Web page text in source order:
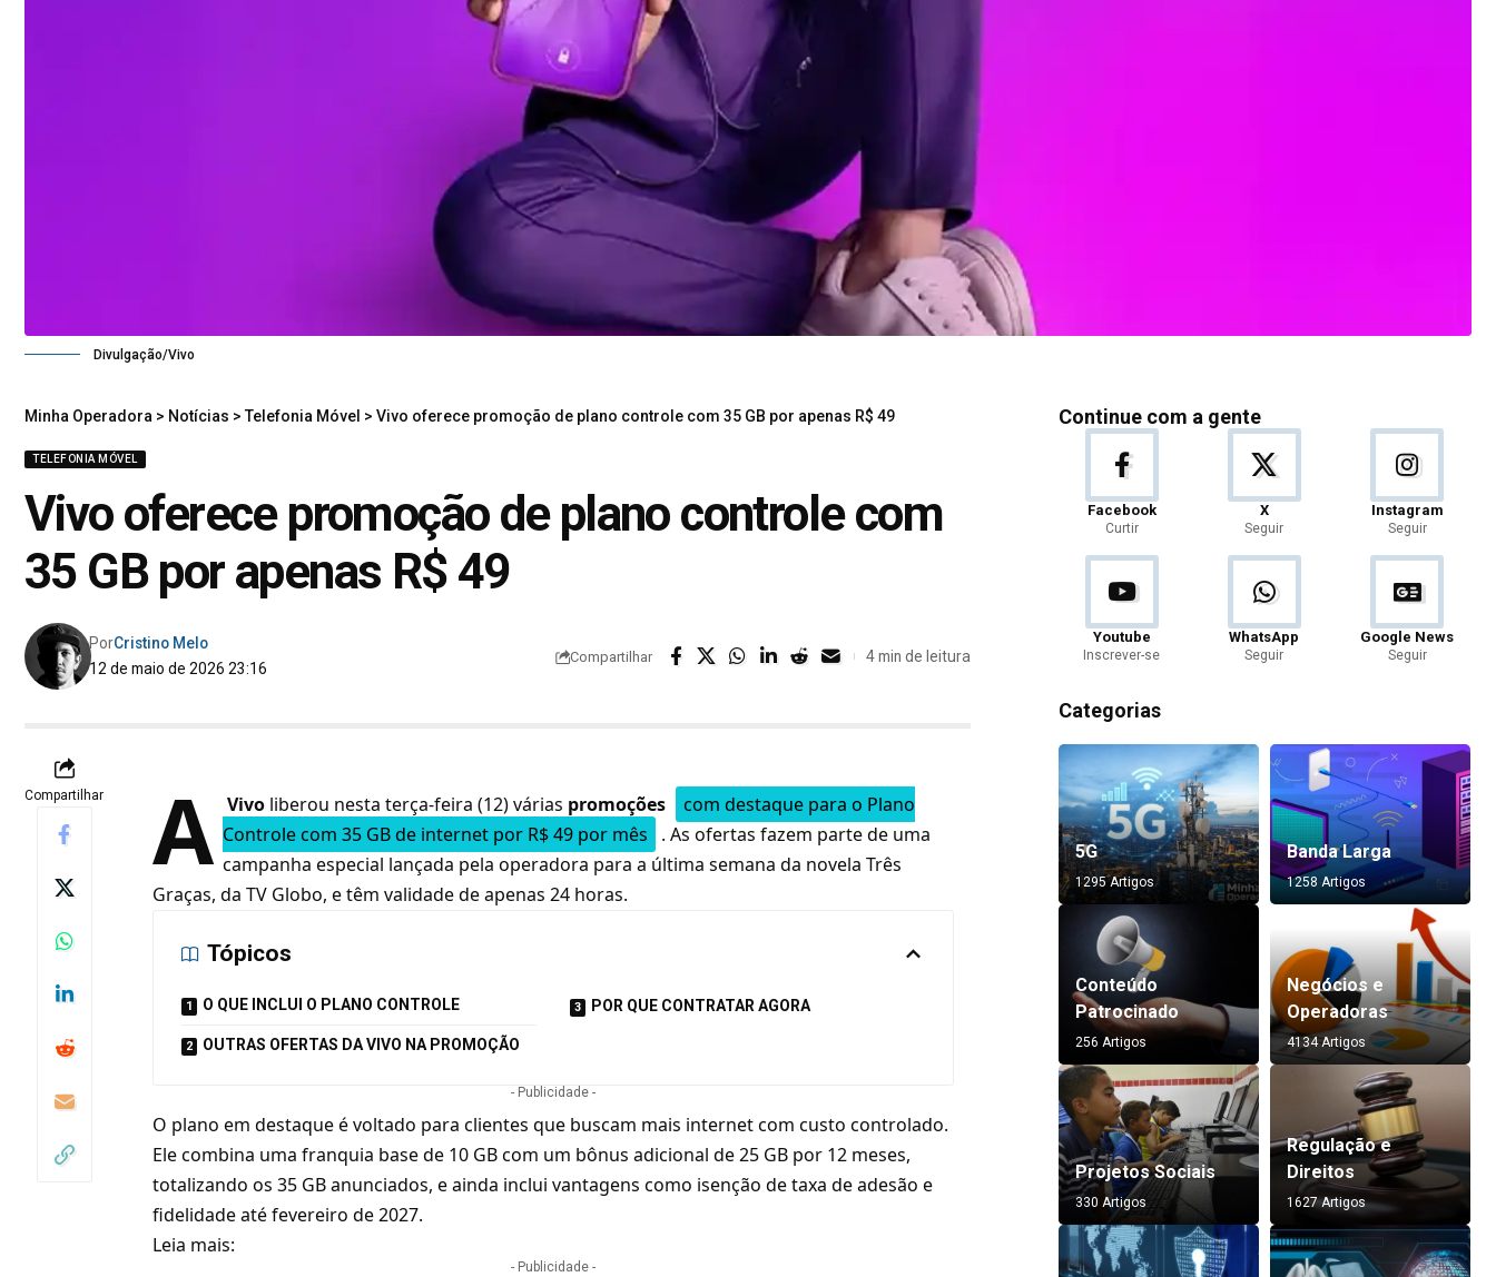
Divulgação/Vivo
Minha Operadora > Notícias > Telefonia Móvel > Vivo oferece promoção de plano controle com 35 GB por apenas R$ 49
TELEFONIA MÓVEL
Vivo oferece promoção de plano controle com
35 GB por apenas R$ 49
12 de maio de 2026 23:16
PorCristino Melo
Compartilhar 4 min de leitura
Compartilhar A Vivo liberou nesta terça-feira (12) várias promoções
com destaque para o Plano
Controle com 35 GB de internet por R$ 49 por mês
. As ofertas fazem parte de uma
campanha especial lançada pela operadora para a última semana da novela Três
Graças, da TV Globo, e têm validade de apenas 24 horas.
Tópicos
O QUE INCLUI O PLANO CONTROLE
OUTRAS OFERTAS DA VIVO NA PROMOÇÃO
POR QUE CONTRATAR AGORA
- Publicidade -
O plano em destaque é voltado para clientes que buscam mais internet com custo controlado.
Ele combina uma franquia base de 10 GB com um bônus adicional de 25 GB por 12 meses,
totalizando os 35 GB anunciados, e ainda inclui vantagens como isenção de taxa de adesão e
fidelidade até fevereiro de 2027.
Leia mais:
- Publicidade -
Continue com a gente
Facebook
Curtir
X
Seguir
Instagram
Seguir
Youtube
Inscrever-se
WhatsApp
Seguir
Google News
Seguir
Categorias
5G
1295 Artigos
Banda Larga
1258 Artigos
Conteúdo
Patrocinado
256 Artigos
Negócios e
Operadoras
4134 Artigos
Projetos Sociais
330 Artigos
Regulação e
Direitos
1627 Artigos